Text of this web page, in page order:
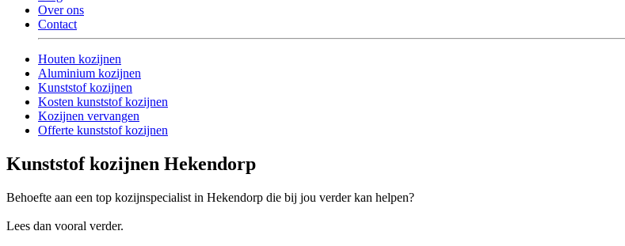
Over ons
Contact
Houten kozijnen
Aluminium kozijnen
Kunststof kozijnen
Kosten kunststof kozijnen
Kozijnen vervangen
Offerte kunststof kozijnen
Kunststof kozijnen Hekendorp
Behoefte aan een top kozijnspecialist in Hekendorp die bij jou verder kan helpen?
Lees dan vooral verder.